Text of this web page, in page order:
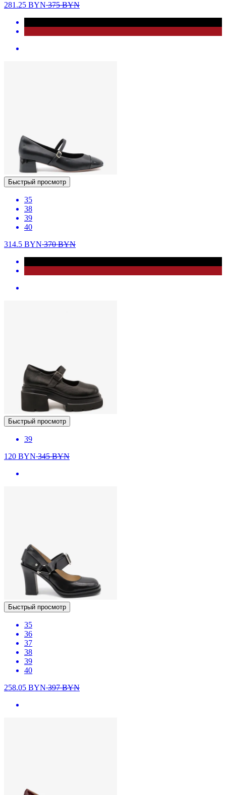
281.25 BYN375BYN
Быстрый просмотр
35
38
39
40
314.5 BYN370BYN
Быстрый просмотр
39
120 BYN345BYN
Быстрый просмотр
35
36
37
38
39
40
258.05 BYN397BYN